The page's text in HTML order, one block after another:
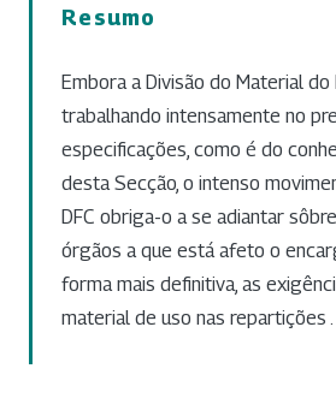
Resumo
Embora a Divisão do Material do
trabalhando intensamente no
especificações, como é do
desta Secção, o intenso
DFC obriga-o a se adiantar
órgãos a que está afeto o
forma mais definitiva, as
material de uso nas repartições .